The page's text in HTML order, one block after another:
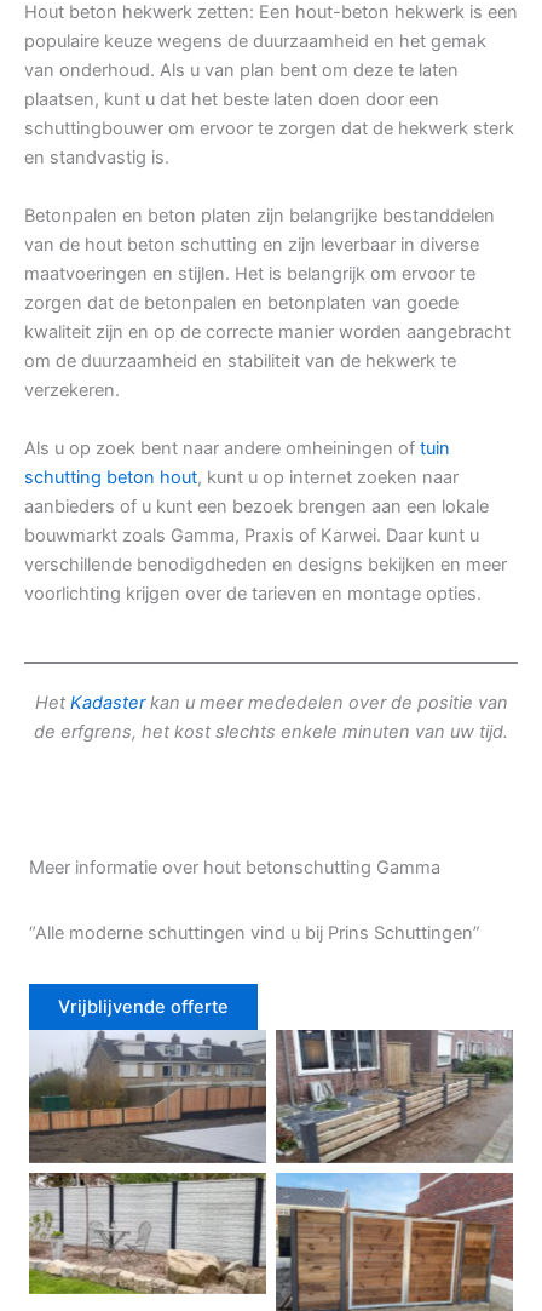
Hout beton hekwerk zetten: Een hout-beton hekwerk is een
populaire keuze wegens de duurzaamheid en het gemak
van onderhoud. Als u van plan bent om deze te laten
plaatsen, kunt u dat het beste laten doen door een
schuttingbouwer om ervoor te zorgen dat de hekwerk sterk
en standvastig is.
Betonpalen en beton platen zijn belangrijke bestanddelen
van de hout beton schutting en zijn leverbaar in diverse
maatvoeringen en stijlen. Het is belangrijk om ervoor te
zorgen dat de betonpalen en betonplaten van goede
kwaliteit zijn en op de correcte manier worden aangebracht
om de duurzaamheid en stabiliteit van de hekwerk te
verzekeren.
Als u op zoek bent naar andere omheiningen of tuin
schutting beton hout, kunt u op internet zoeken naar
aanbieders of u kunt een bezoek brengen aan een lokale
bouwmarkt zoals Gamma, Praxis of Karwei. Daar kunt u
verschillende benodigdheden en designs bekijken en meer
voorlichting krijgen over de tarieven en montage opties.
Het Kadasterkan u meer mededelen over de positie van
de erfgrens, het kost slechts enkele minuten van uw tijd.
Meer informatie over hout betonschutting Gamma
“Alle moderne schuttingen vind u bij Prins Schuttingen”
Vrijblijvende offerte
Douglas schutting Tuinhek voortuin
Betonschutting
Dubbele poort